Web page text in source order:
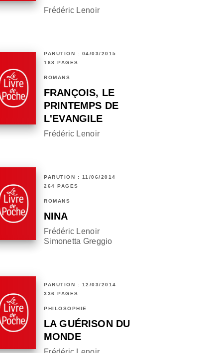
Frédéric Lenoir
PARUTION : 04/03/2015
168 PAGES
ROMANS
FRANÇOIS, LE
PRINTEMPS DE
L'EVANGILE
Frédéric Lenoir
PARUTION : 11/06/2014
264 PAGES
ROMANS
NINA
Frédéric Lenoir
Simonetta Greggio
PARUTION : 12/03/2014
336 PAGES
PHILOSOPHIE
LA GUÉRISON DU
MONDE